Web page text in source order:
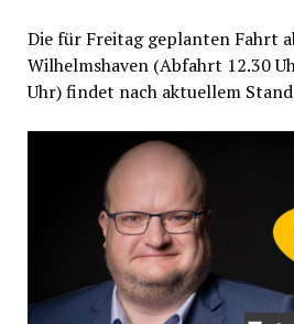
Die für Freitag geplanten Fahrt
Wilhelmshaven (Abfahrt 12.30
Uhr) findet nach aktuellem